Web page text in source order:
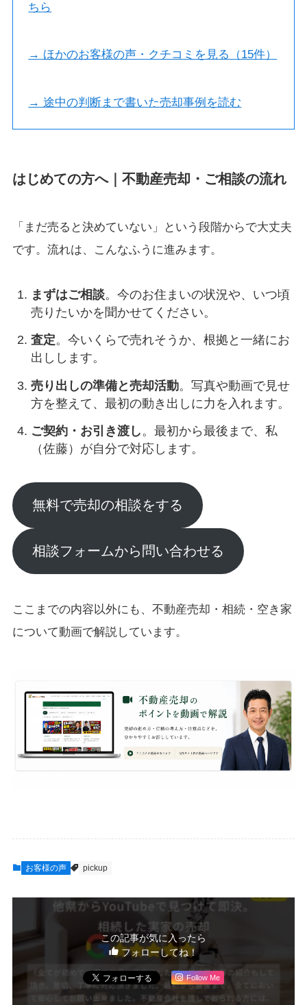
ちら
→ ほかのお客様の声・クチコミを見る（15件）
→ 途中の判断まで書いた売却事例を読む
はじめての方へ｜不動産売却・ご相談の流れ
「まだ売ると決めていない」という段階からで大丈夫
です。流れは、こんなふうに進みます。
まずはご相談。今のお住まいの状況や、いつ頃
売りたいかを聞かせてください。
査定。今いくらで売れそうか、根拠と一緒にお
出しします。
売り出しの準備と売却活動。写真や動画で見せ
方を整えて、最初の動き出しに力を入れます。
ご契約・お引き渡し。最初から最後まで、私
（佐藤）が自分で対応します。
無料で売却の相談をする
相談フォームから問い合わせる
ここまでの内容以外にも、不動産売却・相続・空き家
について動画で解説しています。
お客様の声 pickup
この記事が気に入ったら
フォローしてね！
Follow Me